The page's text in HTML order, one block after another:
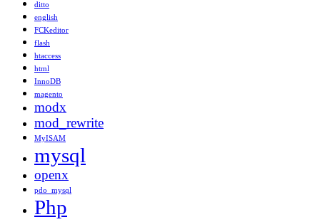
ditto
english
FCKeditor
flash
htaccess
html
InnoDB
magento
modx
mod_rewrite
MyISAM
mysql
openx
pdo_mysql
Php